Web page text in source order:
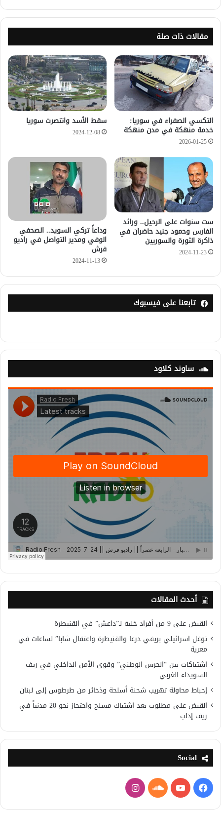
مقالات ذات صلة
التكسي الصفراء في سوريا:
خدمة منهكة في مدن منهكة
2026-01-25
سقط الأسد وانتصرت سوريا
2024-12-08
ست سنوات على الرحيل.. ورائد
الفارس وحمود جنيد حاضران في
ذاكرة الثورة والسوريين
2024-11-23
وداعاً تركي السويد.. الصحفي
الوفي ومدير التواصل في راديو
فرش
2024-11-13
تابعنا على فيسبوك
ساوند كلاود
أحدث المقالات
القبض على 9 من أفراد خلية لـ”داعش” في القنيطرة
توغل اسرائيلي بريفي درعا والقنيطرة واعتقال شابا” لساعات في
معرية
اشتباكات بين “الحرس الوطني” وقوى الأمن الداخلي في ريف
السويداء الغربي
إحباط محاولة تهريب شحنة أسلحة وذخائر من طرطوس إلى لبنان
القبض على مطلوب بعد اشتباك مسلح واحتجاز نحو 20 مدنياً في
ريف إدلب
Social
فيسبوكيوتيوبساوند
كلاود
انستقرام